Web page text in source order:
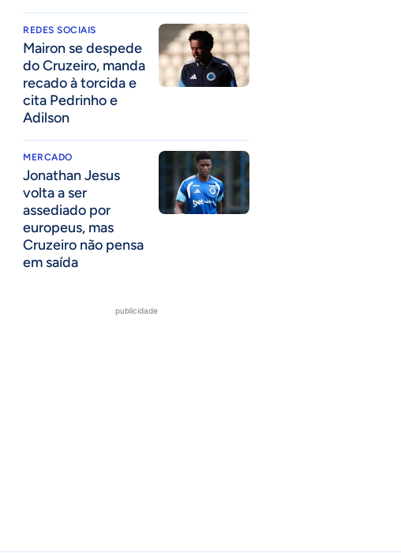
REDES SOCIAIS
Mairon se despede
do Cruzeiro, manda
recado à torcida e
cita Pedrinho e
Adilson
MERCADO
Jonathan Jesus
volta a ser
assediado por
europeus, mas
Cruzeiro não pensa
em saída
publicidade